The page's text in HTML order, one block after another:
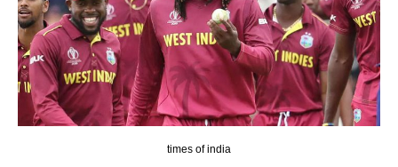
times of india